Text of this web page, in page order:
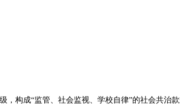
成“监管、社会监视、学校自律”的社会共治款